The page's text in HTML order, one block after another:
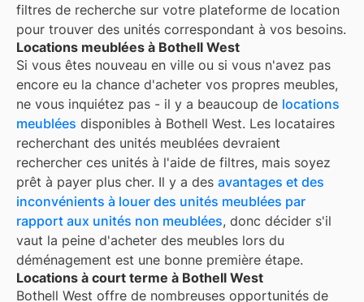
filtres de recherche sur votre plateforme de location
pour trouver des unités correspondant à vos besoins.
Locations meublées à Bothell West
Si vous êtes nouveau en ville ou si vous n'avez pas
encore eu la chance d'acheter vos propres meubles,
ne vous inquiétez pas - il y a beaucoup de locations
meublées disponibles à Bothell West. Les locataires
recherchant des unités meublées devraient
rechercher ces unités à l'aide de filtres, mais soyez
prêt à payer plus cher. Il y a des avantages et des
inconvénients à louer des unités meublées par
rapport aux unités non meublées, donc décider s'il
vaut la peine d'acheter des meubles lors du
déménagement est une bonne première étape.
Locations à court terme à Bothell West
Bothell West offre de nombreuses opportunités de